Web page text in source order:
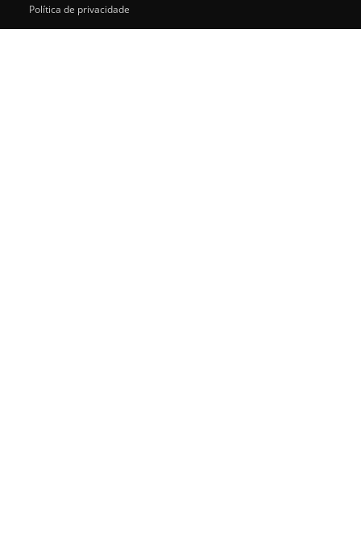
Política de privacidade